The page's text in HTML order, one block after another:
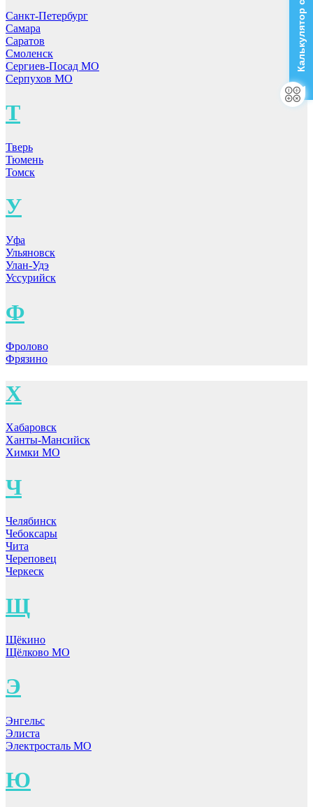
Санкт-Петербург
Самара
Саратов
Смоленск
Сергиев-Посад МО
Серпухов МО
Т
Тверь
Тюмень
Томск
У
Уфа
Ульяновск
Улан-Удэ
Уссурийск
Ф
Фролово
Фрязино
Х
Хабаровск
Ханты-Мансийск
Химки МО
Ч
Челябинск
Чебоксары
Чита
Череповец
Черкеск
Щ
Щёкино
Щёлково МО
Э
Энгельс
Элиста
Электросталь МО
Ю